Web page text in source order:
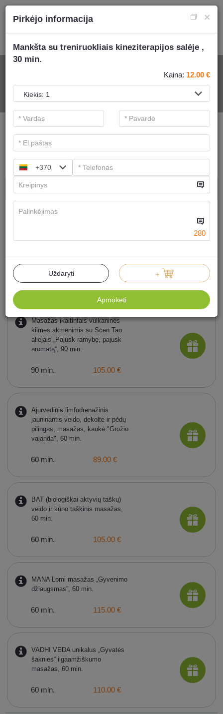
.
Ieškoti
SPA procedūros
Ajurvediniai masažai
90 min. 145.00 €
Masažas įkaitintais vulkaninės
kilmės akmenimis su Scen Tao
aliejais „Pajusk ramybę, pajusk
aromatą“, 90 min.
90 min. 105.00 €
Ajurvedinis limfodrenažinis
jauninantis veido, dekolte ir pėdų
pilingas, masažas, kaukė "Grožio
valanda", 60 min.
60 min. 89.00 €
BAT (biologiškai aktyvių taškų)
veido ir kūno taškinis masažas,
60 min.
60 min. 105.00 €
MANA Lomi masažas „Gyvenimo
džiaugsmas”, 60 min.
60 min. 115.00 €
VADHI VEDA unikalus „Gyvatės
šaknies“ ilgaamžiškumo
masažas, 60 min.
60 min. 110.00 €
×
Pirkėjo informacija
Mankšta su treniruokliais kineziterapijos salėje ,
30 min.
Kaina: 12.00 €
+370
280
Uždaryti +
Apmokėti